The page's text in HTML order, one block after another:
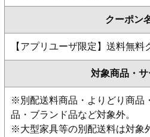
クーポン
【アプリユーザ限定】送料無料
対象商品・サ
※別配送料商品・よりどり商品
品・ブランド品など対象外。
※大型家具等の別配送料は対象